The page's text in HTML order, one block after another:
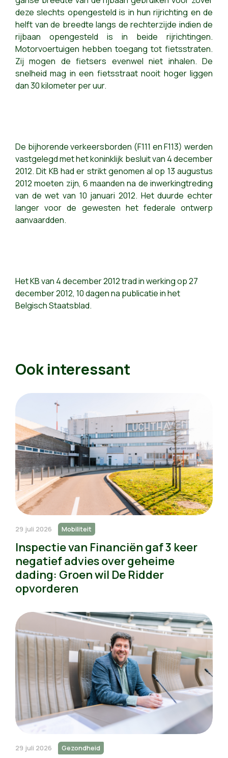
deze slechts opengesteld is in hun rijrichting en de
helft van de breedte langs de rechterzijde indien de
rijbaan opengesteld is in beide rijrichtingen.
Motorvoertuigen hebben toegang tot fietsstraten.
Zij mogen de fietsers evenwel niet inhalen. De
snelheid mag in een fietsstraat nooit hoger liggen
dan 30 kilometer per uur.
De bijhorende verkeersborden (F111 en F113) werden
vastgelegd met het koninklijk besluit van 4 december
2012. Dit KB had er strikt genomen al op 13 augustus
2012 moeten zijn, 6 maanden na de inwerkingtreding
van de wet van 10 januari 2012. Het duurde echter
langer voor de gewesten het federale ontwerp
aanvaardden.
Het KB van 4 december 2012 trad in werking op 27
december 2012, 10 dagen na publicatie in het
Belgisch Staatsblad.
Ook interessant
29 juli 2026 Mobiliteit
Inspectie van Financiën gaf 3 keer
negatief advies over geheime
dading: Groen wil De Ridder
opvorderen
29 juli 2026 Gezondheid